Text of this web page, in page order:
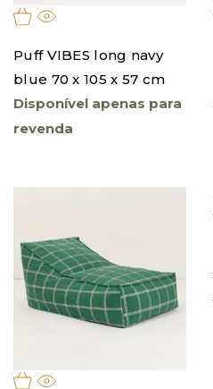
Puff VIBES long navy
blue 70 x 105 x 57 cm
Disponível apenas para
revenda